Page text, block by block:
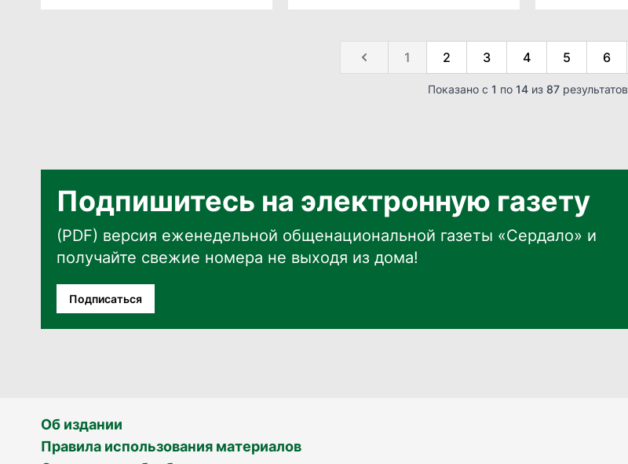
1 2 3 4 5 6
Показано с 1 по 14из 87результатов
Подпишитесь на электронную газету
(PDF) версия еженедельной общенациональной газеты «Сердало» и
получайте свежие номера не выходя из дома!
Подписаться
Об издании
Правила использования материалов